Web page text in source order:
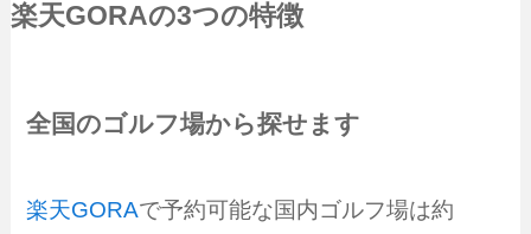
楽天GORAの3つの特徴
全国のゴルフ場から探せます
楽天GORAで予約可能な国内ゴルフ場は約